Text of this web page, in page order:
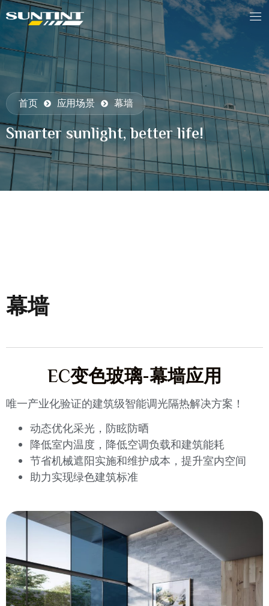
首页 应用场景 幕墙
Smarter sunlight, better life!
幕墙
EC变色玻璃-幕墙应用
唯一产业化验证的建筑级智能调光隔热解决方案！
动态优化采光，防眩防晒
降低室内温度，降低空调负载和建筑能耗
节省机械遮阳实施和维护成本，提升室内空间
助力实现绿色建筑标准